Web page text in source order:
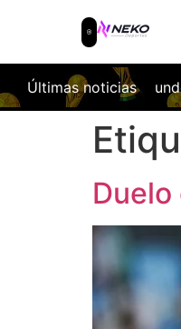
Últimas noticias
El Elche CF